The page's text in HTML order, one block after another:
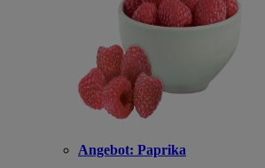
Angebot: Paprika